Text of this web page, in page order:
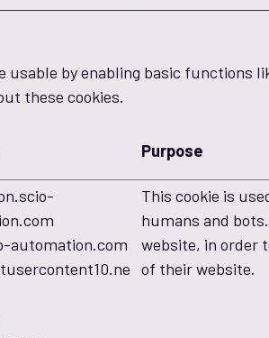
usable by enabling basic functions
these cookies.
Purpose
automation.com
This cookie is
humans and
website, in order
of their website.